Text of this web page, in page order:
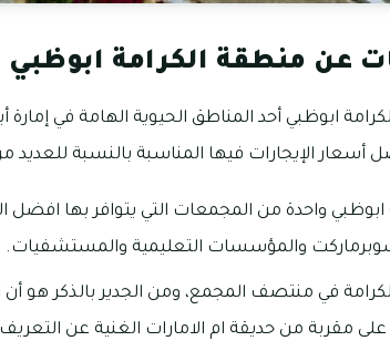
عن منطقة الكرامة ابوظبي
ابوظبي أحد المناطق الحيوية الهامة في
أسعار الإيجارات فيها المناسبة بالنسبة للعديد
ابوظبي واحدة من المجمعات التي يتوافر بها افضل
والمؤسسات التعليمية والمستشفيات.
في منتصف المجمع، ومن الجدير بالذكر هو أن
على مقربة من حديقة ام الامارات الغنية عن